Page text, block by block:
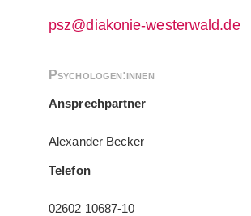
psz@diakonie-westerwald.de
Psychologen:innen
Ansprechpartner
Alexander Becker
Telefon
02602 10687-10